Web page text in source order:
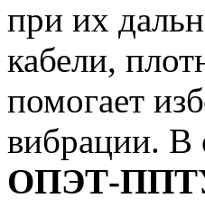
при их
кабели,
помогает
вибрации. В
ОПЭТ-